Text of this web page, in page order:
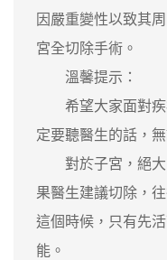
因嚴重變性以致其
宮全切除手術。
溫馨提示：
希望大家面對疾
定要聽醫生的話，
對於子宮，絕大
果醫生建議切除，
這個時候，只有先
能。